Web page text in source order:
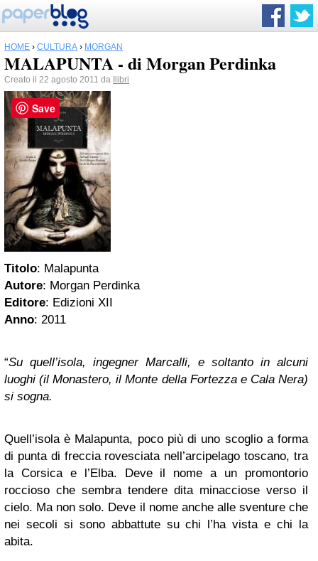
HOME › CULTURA › MORGAN
MALAPUNTA - di Morgan Perdinka
Creato il 22 agosto 2011 da Ilibri
Titolo: Malapunta
Autore: Morgan Perdinka
Editore: Edizioni XII
Anno: 2011
“Su quell’isola, ingegner Marcalli, e soltanto in alcuni
luoghi (il Monastero, il Monte della Fortezza e Cala Nera)
si sogna.
Quell’isola è Malapunta, poco più di uno scoglio a forma
di punta di freccia rovesciata nell’arcipelago toscano, tra
la Corsica e l’Elba. Deve il nome a un promontorio
roccioso che sembra tendere dita minacciose verso il
cielo. Ma non solo. Deve il nome anche alle sventure che
nei secoli si sono abbattute su chi l’ha vista e chi la
abita.
Save